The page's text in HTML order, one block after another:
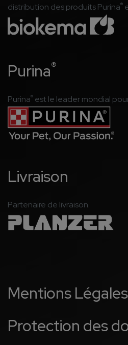
distribution des produits Purina®
Purina®
Purina® est le leader mondial
Livraison
Partenaire de livraison.
Mentions Légales
Protection des